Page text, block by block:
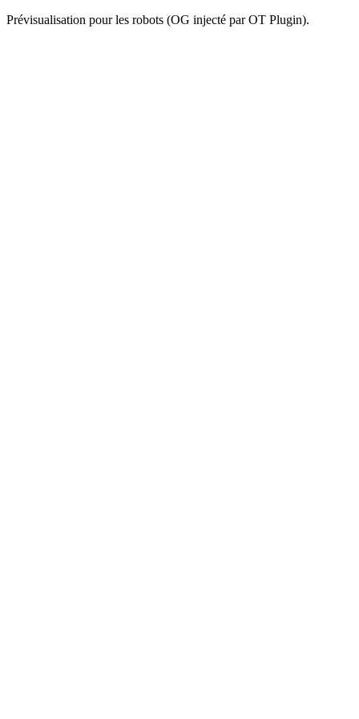
Prévisualisation pour les robots (OG injecté par OT Plugin).